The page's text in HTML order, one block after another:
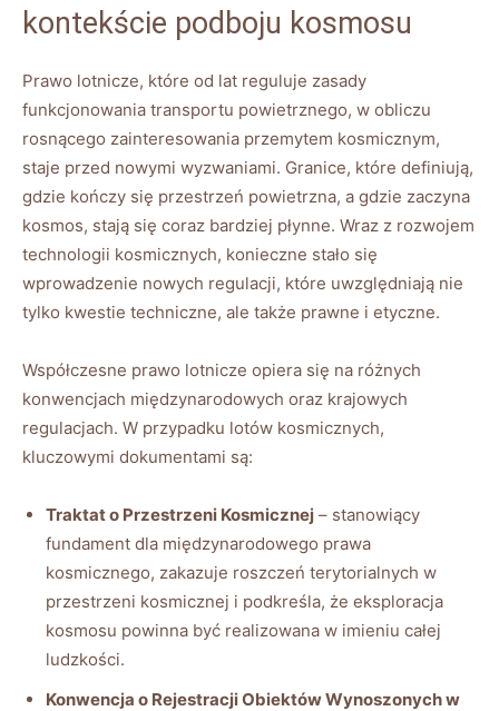
kontekście podboju kosmosu
Prawo lotnicze, które od lat reguluje zasady
funkcjonowania transportu powietrznego, w obliczu
rosnącego zainteresowania przemytem kosmicznym,
staje przed nowymi wyzwaniami. Granice, które definiują,
gdzie kończy się przestrzeń powietrzna, a gdzie zaczyna
kosmos, stają się coraz bardziej płynne. Wraz z rozwojem
technologii kosmicznych, konieczne stało się
wprowadzenie nowych regulacji, które uwzględniają nie
tylko kwestie techniczne, ale także prawne i etyczne.
Współczesne prawo lotnicze opiera się na różnych
konwencjach międzynarodowych oraz krajowych
regulacjach. W przypadku lotów kosmicznych,
kluczowymi dokumentami są:
Traktat o Przestrzeni Kosmicznej – stanowiący
fundament dla międzynarodowego prawa
kosmicznego, zakazuje roszczeń terytorialnych w
przestrzeni kosmicznej i podkreśla, że eksploracja
kosmosu powinna być realizowana w imieniu całej
ludzkości.
Konwencja o Rejestracji Obiektów Wynoszonych w